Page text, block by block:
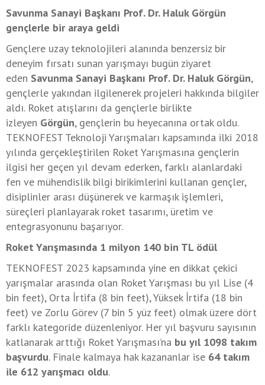
Savunma Sanayi Başkanı Prof. Dr. Haluk Görgün
gençlerle bir araya geldi
Gençlere uzay teknolojileri alanında benzersiz bir
deneyim fırsatı sunan yarışmayı bugün ziyaret
eden Savunma Sanayi Başkanı Prof. Dr. Haluk Görgün,
gençlerle yakından ilgilenerek projeleri hakkında bilgiler
aldı. Roket atışlarını da gençlerle birlikte
izleyen Görgün, gençlerin bu heyecanına ortak oldu.
TEKNOFEST Teknoloji Yarışmaları kapsamında ilki 2018
yılında gerçekleştirilen Roket Yarışmasına gençlerin
ilgisi her geçen yıl devam ederken, farklı alanlardaki
fen ve mühendislik bilgi birikimlerini kullanan gençler,
disiplinler arası düşünerek ve karmaşık işlemleri,
süreçleri planlayarak roket tasarımı, üretim ve
entegrasyonunu başarıyor.
Roket Yarışmasında 1 milyon 140 bin TL ödül
TEKNOFEST 2023 kapsamında yine en dikkat çekici
yarışmalar arasında olan Roket Yarışması bu yıl Lise (4
bin feet), Orta İrtifa (8 bin feet), Yüksek İrtifa (18 bin
feet) ve Zorlu Görev (7 bin 5 yüz feet) olmak üzere dört
farklı kategoride düzenleniyor. Her yıl başvuru sayısının
katlanarak arttığı Roket Yarışması’na bu yıl 1098 takım
başvurdu. Finale kalmaya hak kazananlar ise 64 takım
ile 612 yarışmacı oldu.